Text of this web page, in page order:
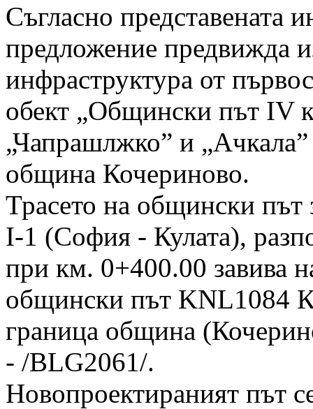
Съгласно представената
предложение предвижда
инфраструктура от
обект „Общински път IV
„Чапрашлжко” и
община Кочериново.
Трасето на общински път
I-1 (София - Кулата),
при км. 0+400.00 завива
общински път KNL1084
граница община
- /BLG2061/.
Новопроектираният път